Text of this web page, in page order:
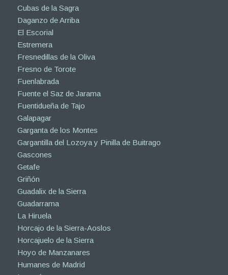
Cubas de la Sagra
Daganzo de Arriba
El Escorial
Estremera
Fresnedillas de la Oliva
Fresno de Torote
Fuenlabrada
Fuente el Saz de Jarama
Fuentidueña de Tajo
Galapagar
Garganta de los Montes
Gargantilla del Lozoya y Pinilla de Buitrago
Gascones
Getafe
Griñón
Guadalix de la Sierra
Guadarrama
La Hiruela
Horcajo de la Sierra-Aoslos
Horcajuelo de la Sierra
Hoyo de Manzanares
Humanes de Madrid